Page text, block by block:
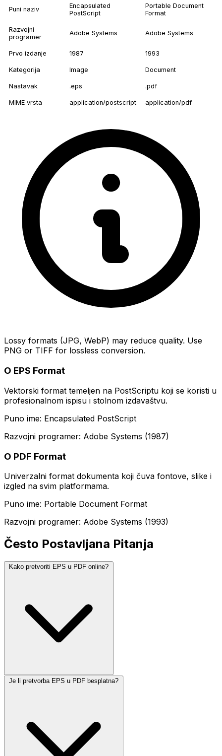
Puni naziv
Encapsulated
PostScript
Portable Document
Format
Razvojni
programer
Adobe Systems Adobe Systems
Prvo izdanje 1987 1993
Kategorija Image Document
Nastavak .eps .pdf
MIME vrsta application/postscript application/pdf
Lossy formats (JPG, WebP) may reduce quality. Use
PNG or TIFF for lossless conversion.
O EPS Format
Vektorski format temeljen na PostScriptu koji se koristi u
profesionalnom ispisu i stolnom izdavaštvu.
Puno ime: Encapsulated PostScript
Razvojni programer: Adobe Systems (1987)
O PDF Format
Univerzalni format dokumenta koji čuva fontove, slike i
izgled na svim platformama.
Puno ime: Portable Document Format
Razvojni programer: Adobe Systems (1993)
Često Postavljana Pitanja
Kako pretvoriti EPS u PDF online?
Je li pretvorba EPS u PDF besplatna?